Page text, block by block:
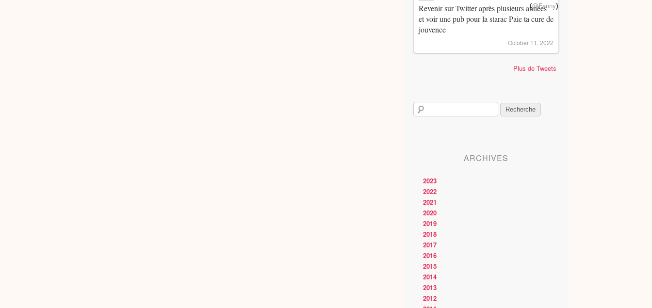
Revenir sur Twitter après plusieurs années
et voir une pub pour la starac Paie ta cure de
jouvence
(@Fanny)
October 11, 2022
Plus de Tweets
ARCHIVES
2023
2022
2021
2020
2019
2018
2017
2016
2015
2014
2013
2012